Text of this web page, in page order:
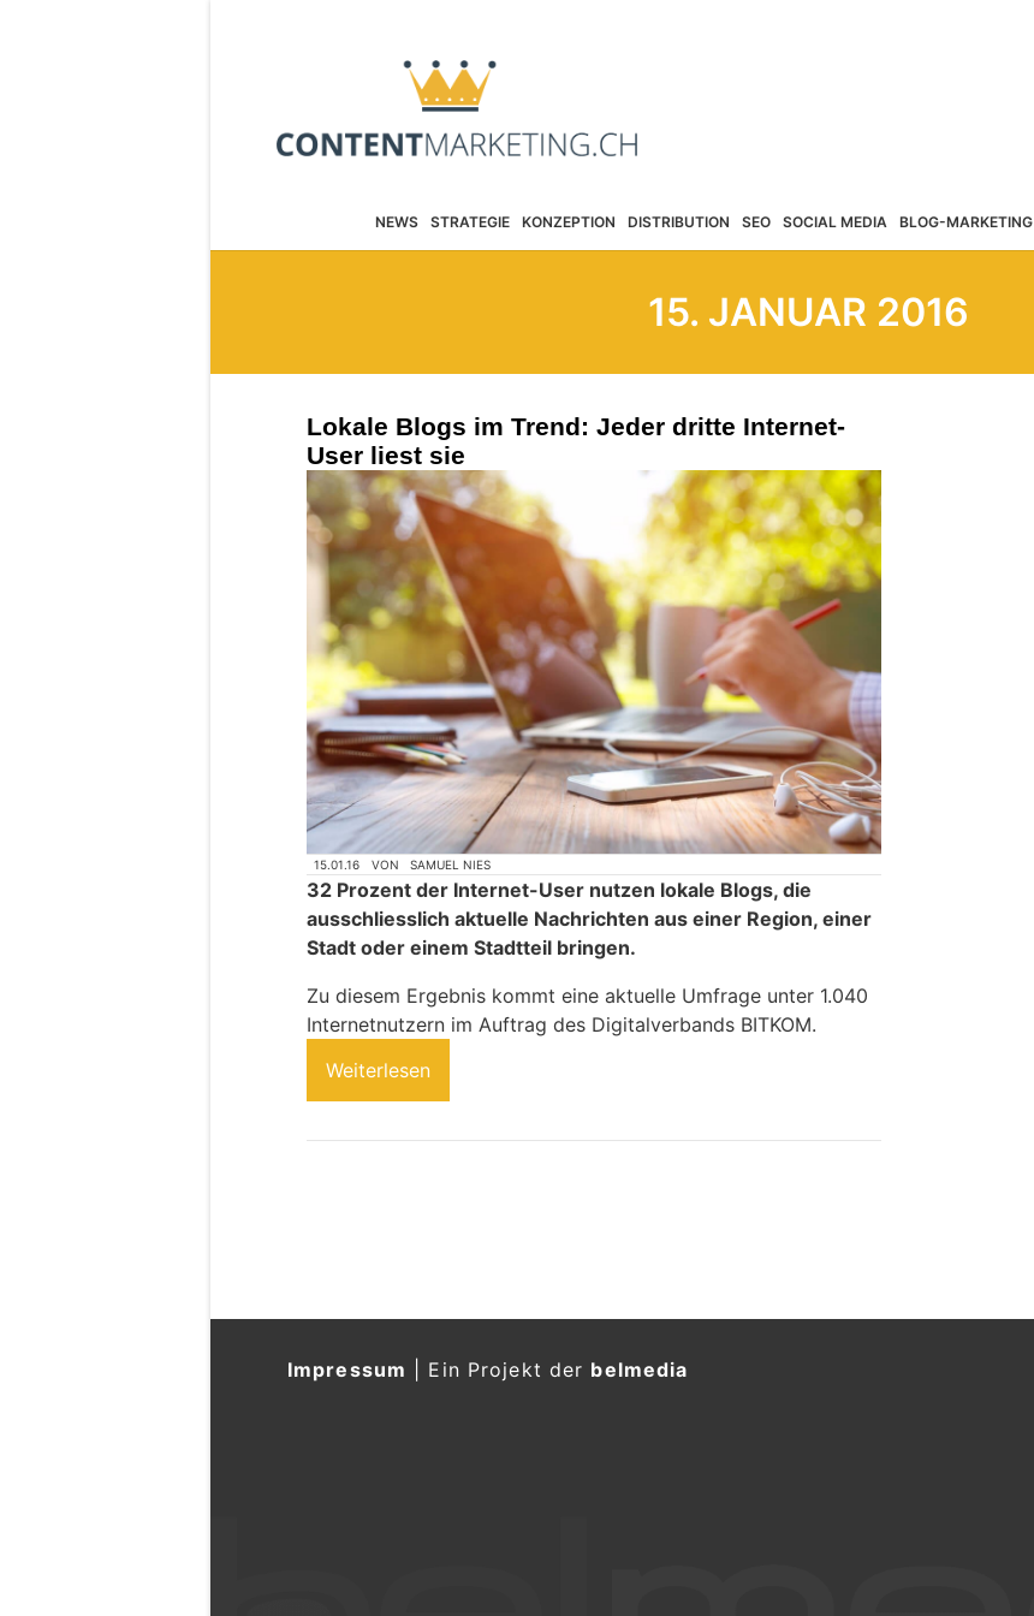
NEWS STRATEGIE KONZEPTION DISTRIBUTION SEO SOCIAL MEDIA BLOG-MARKETING
15. JANUAR 2016
Lokale Blogs im Trend: Jeder dritte Internet-
User liest sie
15.01.16 VON SAMUEL NIES
32 Prozent der Internet-User nutzen lokale Blogs, die
ausschliesslich aktuelle Nachrichten aus einer Region, einer
Stadt oder einem Stadtteil bringen.
Zu diesem Ergebnis kommt eine aktuelle Umfrage unter 1.040
Internetnutzern im Auftrag des Digitalverbands BITKOM.
Weiterlesen
Impressum Ein Projekt der belmedia